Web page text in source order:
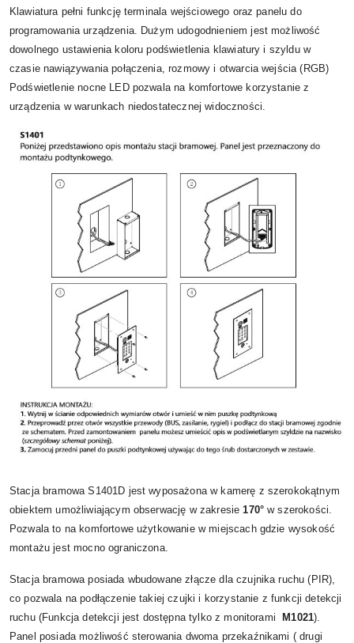
Klawiatura pełni funkcję terminala wejściowego oraz panelu do
programowania urządzenia. Dużym udogodnieniem jest możliwość
dowolnego ustawienia koloru podświetlenia klawiatury i szyldu w
czasie nawiązywania połączenia, rozmowy i otwarcia wejścia (RGB)
Podświetlenie nocne LED pozwala na komfortowe korzystanie z
urządzenia w warunkach niedostatecznej widoczności.
Stacja bramowa S1401D jest wyposażona w kamerę z szerokokątnym
obiektem umożliwiającym obserwację w zakresie 170° w szerokości.
Pozwala to na komfortowe użytkowanie w miejscach gdzie wysokość
montażu jest mocno ograniczona.
Stacja bramowa posiada wbudowane złącze dla czujnika ruchu (PIR),
co pozwala na podłączenie takiej czujki i korzystanie z funkcji detekcji
ruchu (Funkcja detekcji jest dostępna tylko z monitorami
M1021).
Panel posiada możliwość sterowania dwoma przekaźnikami ( drugi